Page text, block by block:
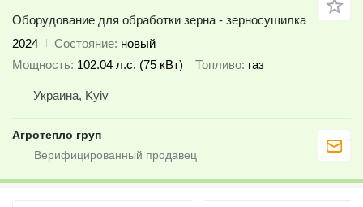
Оборудование для обработки зерна - зерносушилка
2024
Состояние новый
Мощность 102.04 л.с. (75 кВт) Топливо газ
Украина, Kyiv
Агротепло груп